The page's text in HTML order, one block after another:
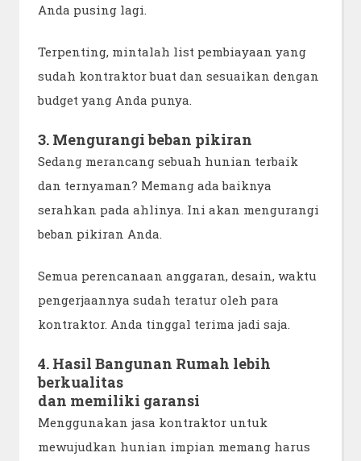
Anda pusing lagi.
Terpenting, mintalah list pembiayaan yang
sudah kontraktor buat dan sesuaikan dengan
budget yang Anda punya.
3. Mengurangi beban pikiran
Sedang merancang sebuah hunian terbaik
dan ternyaman? Memang ada baiknya
serahkan pada ahlinya. Ini akan mengurangi
beban pikiran Anda.
Semua perencanaan anggaran, desain, waktu
pengerjaannya sudah teratur oleh para
kontraktor. Anda tinggal terima jadi saja.
4. Hasil Bangunan Rumah lebih
berkualitas
dan memiliki garansi
Menggunakan jasa kontraktor untuk
mewujudkan hunian impian memang harus